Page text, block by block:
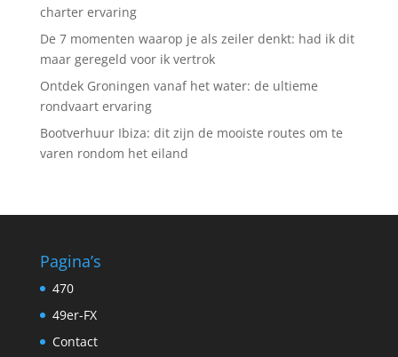
charter ervaring
De 7 momenten waarop je als zeiler denkt: had ik dit
maar geregeld voor ik vertrok
Ontdek Groningen vanaf het water: de ultieme
rondvaart ervaring
Bootverhuur Ibiza: dit zijn de mooiste routes om te
varen rondom het eiland
Pagina’s
470
49er-FX
Contact